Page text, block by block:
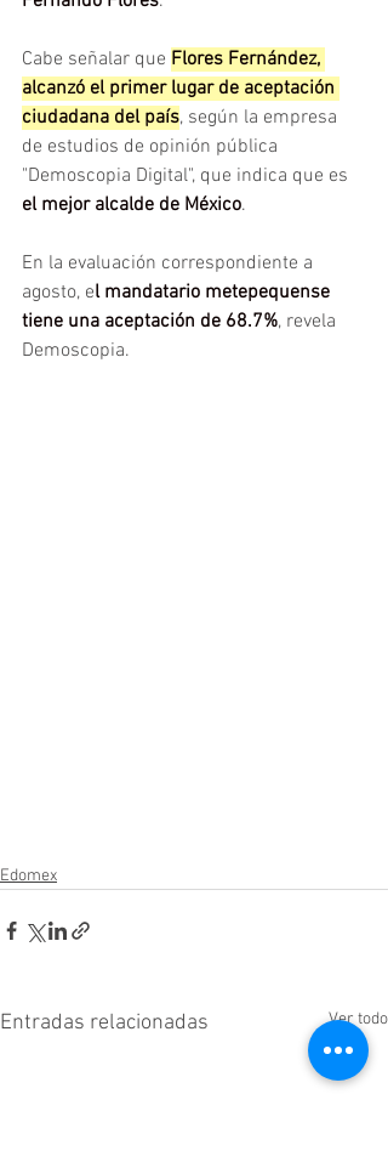
Cabe señalar que Flores Fernández,
alcanzó el primer lugar de aceptación
ciudadana del país, según la empresa
de estudios de opinión pública
"Demoscopia Digital", que indica que es
el mejor alcalde de México.
En la evaluación correspondiente a
agosto, el mandatario metepequense
tiene una aceptación de 68.7%, revela
Demoscopia.
Edomex
Entradas relacionadas Ver todo